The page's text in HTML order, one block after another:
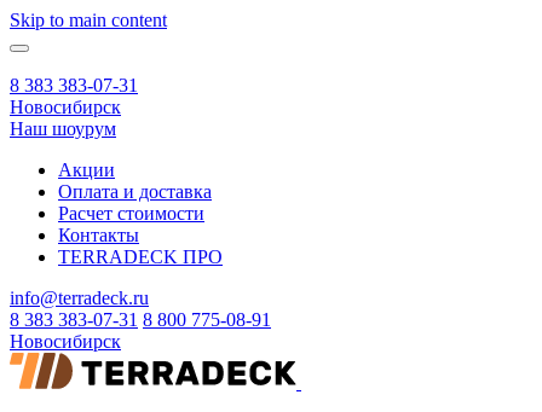
Skip to main content
8 383 383-07-31
Новосибирск
Наш шоурум
Акции
Оплата и доставка
Расчет стоимости
Контакты
TERRADECK ПРО
info@terradeck.ru
8 383 383-07-31 8 800 775-08-91
Новосибирск